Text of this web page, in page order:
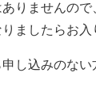
りませんので
ましたらお入
し込みのない